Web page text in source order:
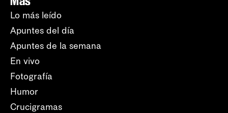
Lo más leído
Apuntes del día
Apuntes de la semana
En vivo
Fotografía
Humor
Crucigramas